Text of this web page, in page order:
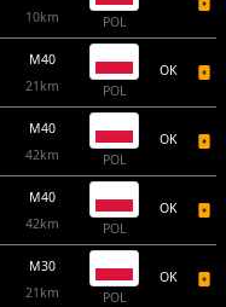
10km
POL
M40
21km
POL
OK
M40
42km
POL
OK
M40
42km
POL
OK
M30
21km
POL
OK